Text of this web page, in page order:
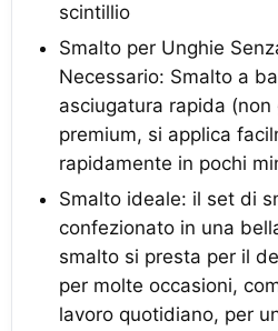
scintillio
Smalto per Unghie
Necessario: Smalto a
asciugatura rapida
premium, si applica
rapidamente in pochi
Smalto ideale: il set di
confezionato in una
smalto si presta per il
per molte occasioni,
lavoro quotidiano, per